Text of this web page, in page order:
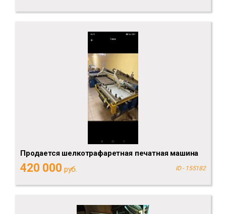
Продается шелкотрафаретная печатная машина
420 000 руб. ID - 155182